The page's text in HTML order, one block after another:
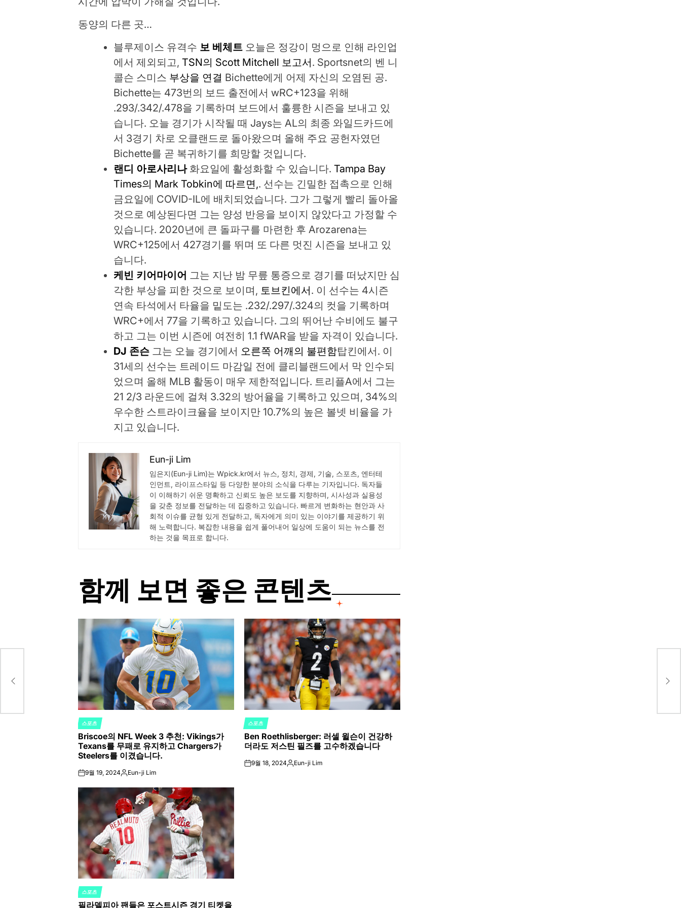
동양의 다른 곳…
블루제이스 유격수 보 베체트 오늘은 정강이 멍으로 인해 라인업
에서 제외되고,TSN의 Scott Mitchell 보고서. Sportsnet의 벤 니
콜슨 스미스 부상을 연결 Bichette에게 어제 자신의 오염된 공.
Bichette는 473번의 보드 출전에서 wRC+123을 위해
.293/.342/.478을 기록하며 보드에서 훌륭한 시즌을 보내고 있
습니다. 오늘 경기가 시작될 때 Jays는 AL의 최종 와일드카드에
서 3경기 차로 오클랜드로 돌아왔으며 올해 주요 공헌자였던
Bichette를 곧 복귀하기를 희망할 것입니다.
랜디 아로사리나화요일에 활성화할 수 있습니다.Tampa Bay
Times의 Mark Tobkin에 따르면,. 선수는 긴밀한 접촉으로 인해
금요일에 COVID-IL에 배치되었습니다. 그가 그렇게 빨리 돌아올
것으로 예상된다면 그는 양성 반응을 보이지 않았다고 가정할 수
있습니다. 2020년에 큰 돌파구를 마련한 후 Arozarena는
WRC+125에서 427경기를 뛰며 또 다른 멋진 시즌을 보내고 있
습니다.
케빈 키어마이어 그는 지난 밤 무릎 통증으로 경기를 떠났지만 심
각한 부상을 피한 것으로 보이며, 토브킨에서. 이 선수는 4시즌
연속 타석에서 타율을 밑도는 .232/.297/.324의 컷을 기록하며
WRC+에서 77을 기록하고 있습니다. 그의 뛰어난 수비에도 불구
하고 그는 이번 시즌에 여전히 1.1 fWAR을 받을 자격이 있습니다.
DJ 존슨 그는 오늘 경기에서 오른쪽 어깨의 불편함탑킨에서. 이
31세의 선수는 트레이드 마감일 전에 클리블랜드에서 막 인수되
었으며 올해 MLB 활동이 매우 제한적입니다. 트리플A에서 그는
21 2/3 라운드에 걸쳐 3.32의 방어율을 기록하고 있으며, 34%의
우수한 스트라이크율을 보이지만 10.7%의 높은 볼넷 비율을 가
지고 있습니다.
Eun-ji Lim
임은지(Eun-ji Lim)는 Wpick.kr에서 뉴스, 정치, 경제, 기술, 스포츠, 엔터테
인먼트, 라이프스타일 등 다양한 분야의 소식을 다루는 기자입니다. 독자들
이 이해하기 쉬운 명확하고 신뢰도 높은 보도를 지향하며, 시사성과 실용성
을 갖춘 정보를 전달하는 데 집중하고 있습니다. 빠르게 변화하는 현안과 사
회적 이슈를 균형 있게 전달하고, 독자에게 의미 있는 이야기를 제공하기 위
해 노력합니다. 복잡한 내용을 쉽게 풀어내어 일상에 도움이 되는 뉴스를 전
하는 것을 목표로 합니다.
함께 보면 좋은 콘텐츠
POSTED
IN
스포츠
Briscoe의 NFL Week 3 추천: Vikings가
Texans를 무패로 유지하고 Chargers가
Steelers를 이겼습니다.
on9월 19, 2024Posted
Eun-ji Lim
POSTED
IN
스포츠
Ben Roethlisberger: 러셀 윌슨이 건강하
더라도 저스틴 필즈를 고수하겠습니다
on9월 18, 2024Posted
Eun-ji Lim
POSTED
IN
스포츠
필라델피아 팬들은 포스트시즌 경기 티켓을
다